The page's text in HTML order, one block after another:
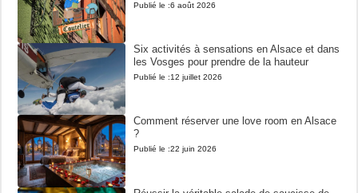
Publié le :6 août 2026
Six activités à sensations en Alsace et dans
les Vosges pour prendre de la hauteur
Publié le :12 juillet 2026
Comment réserver une love room en Alsace
?
Publié le :22 juin 2026